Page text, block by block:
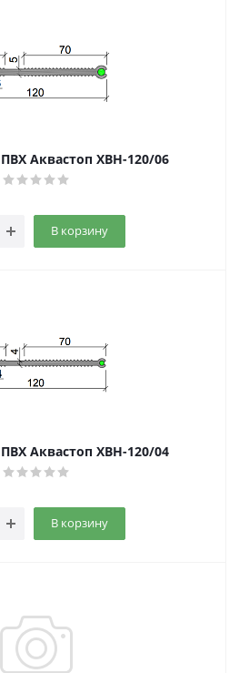
Аквастоп ХВН-120/06
В корзину
Аквастоп ХВН-120/04
В корзину